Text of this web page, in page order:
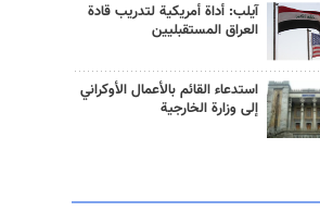
آيلب: أداة أمريكية لتدريب قادة
العراق المستقبليين
استدعاء القائم بالأعمال الأوكراني
إلى وزارة الخارجية